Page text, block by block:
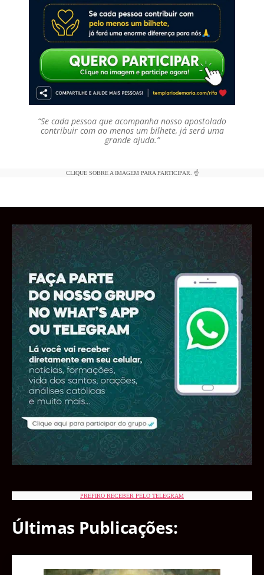
“Se cada pessoa que acompanha nosso apostolado
contribuir com ao menos um bilhete, já será uma
grande ajuda.”
CLIQUE SOBRE A IMAGEM PARA PARTICIPAR. ☝️
PREFIRO RECEBER PELO TELEGRAM
Últimas Publicações: